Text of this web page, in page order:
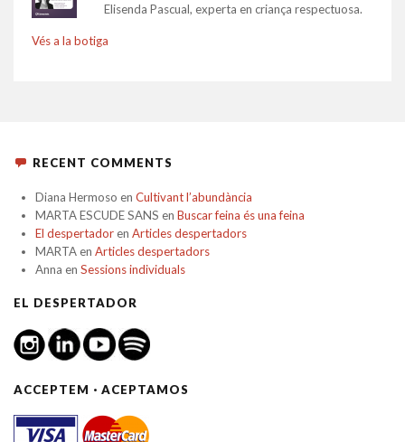
Elisenda Pascual, experta en criança respectuosa.
Vés a la botiga
RECENT COMMENTS
Diana Hermoso en Cultivant l’abundància
MARTA ESCUDE SANS en Buscar feina és una feina
El despertadoren Articles despertadors
MARTAen Articles despertadors
Anna en Sessions individuals
EL DESPERTADOR
ACCEPTEM · ACEPTAMOS